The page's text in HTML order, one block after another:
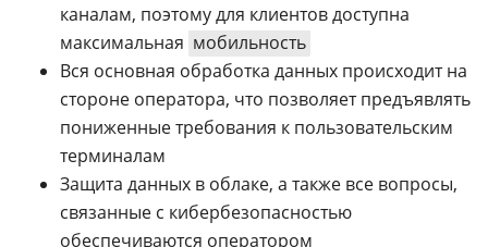
каналам, поэтому для клиентов доступна
максимальная мобильность
Вся основная обработка данных происходит на
стороне оператора, что позволяет предъявлять
пониженные требования к пользовательским
терминалам
Защита данных в облаке, а также все вопросы,
связанные с кибербезопасностью
обеспечиваются оператором